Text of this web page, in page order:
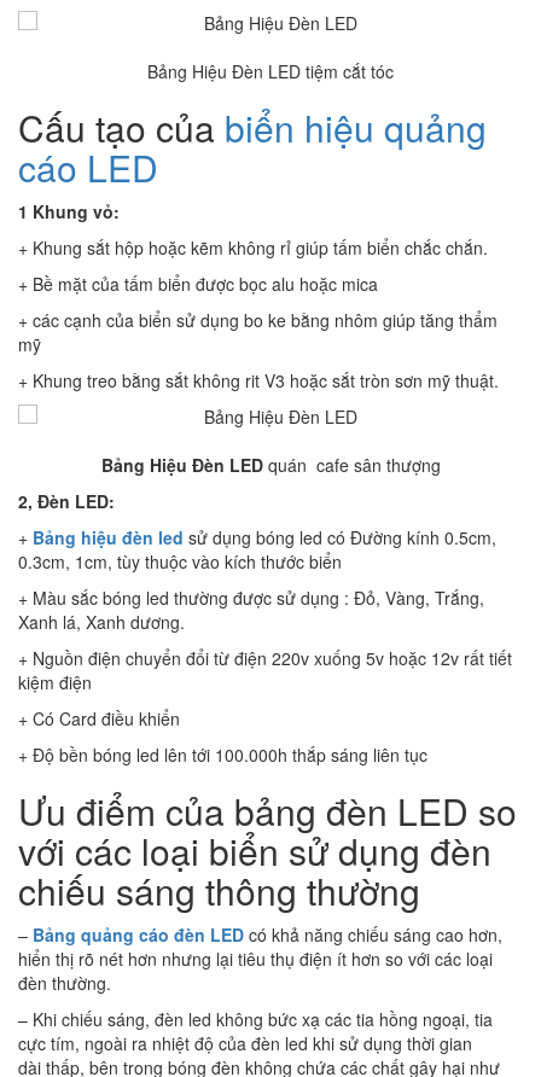
Bảng Hiệu Đèn LED tiệm cắt tóc
Cấu tạo của biển hiệu quảng
cáo LED
1 Khung vỏ:
+ Khung sắt hộp hoặc kẽm không rỉ giúp tấm biển chắc chắn.
+ Bề mặt của tấm biển được bọc alu hoặc mica
+ các cạnh của biển sử dụng bo ke bằng nhôm giúp tăng thẩm
mỹ
+ Khung treo bằng sắt không rit V3 hoặc sắt tròn sơn mỹ thuật.
Bảng Hiệu Đèn LEDquán cafe sân thượng
2, Đèn LED:
+ Bảng hiệu đèn led sử dụng bóng led có Đường kính 0.5cm,
0.3cm, 1cm, tùy thuộc vào kích thước biển
+ Màu sắc bóng led thường được sử dụng : Đỏ, Vàng, Trắng,
Xanh lá, Xanh dương.
+ Nguồn điện chuyển đổi từ điện 220v xuống 5v hoặc 12v rất tiết
kiệm điện
+ Có Card điều khiển
+ Độ bền bóng led lên tới 100.000h thắp sáng liên tục
Ưu điểm của bảng đèn LED so
với các loại biển sử dụng đèn
chiếu sáng thông thường
– Bảng quảng cáo đèn LED có khả năng chiếu sáng cao hơn,
hiển thị rõ nét hơn nhưng lại tiêu thụ điện ít hơn so với các loại
đèn thường.
– Khi chiếu sáng, đèn led không bức xạ các tia hồng ngoại, tia
cực tím, ngoài ra nhiệt độ của đèn led khi sử dụng thời gian
dài thấp, bên trong bóng đèn không chứa các chất gây hại như